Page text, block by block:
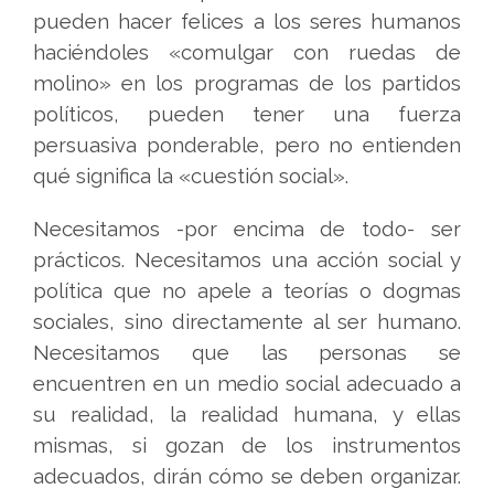
pueden hacer felices a los seres humanos
haciéndoles «comulgar con ruedas de
molino» en los programas de los partidos
políticos, pueden tener una fuerza
persuasiva ponderable, pero no entienden
qué significa la «cuestión social».
Necesitamos -por encima de todo- ser
prácticos. Necesitamos una acción social y
política que no apele a teorías o dogmas
sociales, sino directamente al ser humano.
Necesitamos que las personas se
encuentren en un medio social adecuado a
su realidad, la realidad humana, y ellas
mismas, si gozan de los instrumentos
adecuados, dirán cómo se deben organizar.